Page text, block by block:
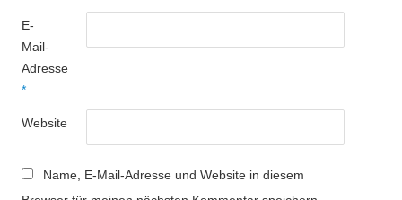
E-
Mail-
Adresse
*
Website
Name, E-Mail-Adresse und Website in diesem